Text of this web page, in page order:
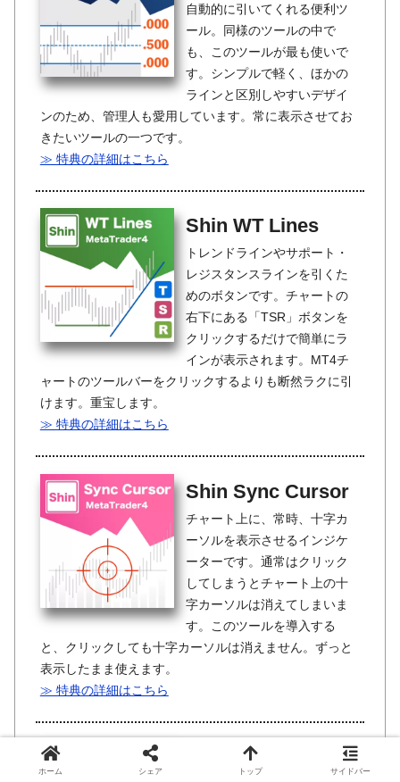
自動的に引いてくれる便利ツ
ール。同様のツールの中で
も、このツールが最も使いで
す。シンプルで軽く、ほかの
ラインと区別しやすいデザイ
ンのため、管理人も愛用しています。常に表示させてお
きたいツールの一つです。
≫ 特典の詳細はこちら
Shin WT Lines
トレンドラインやサポート・
レジスタンスラインを引くた
めのボタンです。チャートの
右下にある「TSR」ボタンを
クリックするだけで簡単にラ
インが表示されます。MT4チ
ャートのツールバーをクリックするよりも断然ラクに引
けます。重宝します。
≫ 特典の詳細はこちら
Shin Sync Cursor
チャート上に、常時、十字カ
ーソルを表示させるインジケ
ーターです。通常はクリック
してしまうとチャート上の十
字カーソルは消えてしまいま
す。このツールを導入する
と、クリックしても十字カーソルは消えません。ずっと
表示したまま使えます。
≫ 特典の詳細はこちら
Shin Trend Line
ホーム シェア トップ サイドバー